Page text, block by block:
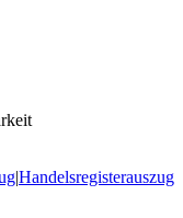
|Handelsregisterauszug